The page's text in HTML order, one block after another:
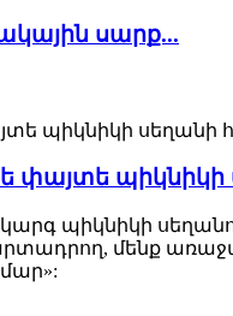
սարք...
պիկնիկի
պիկնիկի
մենք